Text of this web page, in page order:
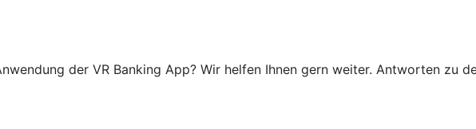
der VR Banking App? Wir helfen Ihnen gern weiter. Antworten zu